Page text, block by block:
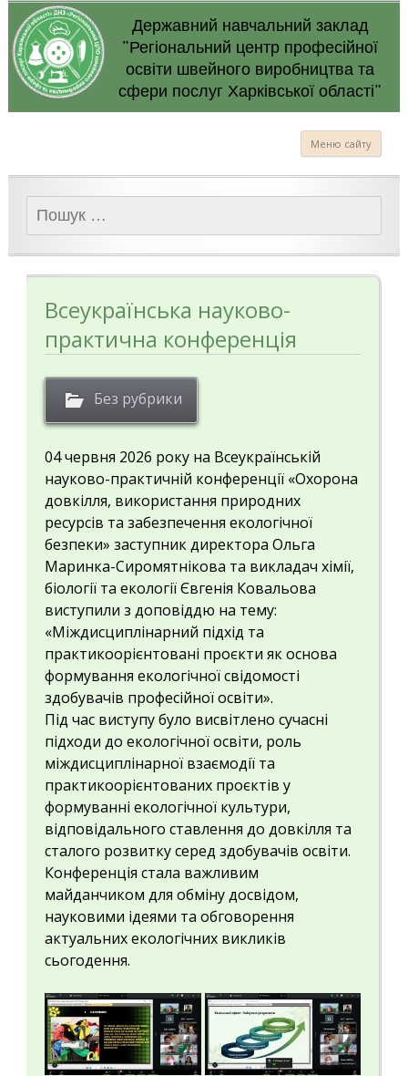
Державний навчальний заклад
"Регіональний центр професійної
освіти швейного виробництва та
сфери послуг Харківської області"
Меню сайту
Пошук:
Всеукраїнська науково-
практична конференція
Без рубрики
04 червня 2026 року на Всеукраїнській
науково-практичній конференції «Охорона
довкілля, використання природних
ресурсів та забезпечення екологічної
безпеки» заступник директора Ольга
Маринка-Сиромятнікова та викладач хімії,
біології та екології Євгенія Ковальова
виступили з доповіддю на тему:
«Міждисциплінарний підхід та
практикоорієнтовані проєкти як основа
формування екологічної свідомості
здобувачів професійної освіти».
Під час виступу було висвітлено сучасні
підходи до екологічної освіти, роль
міждисциплінарної взаємодії та
практикоорієнтованих проєктів у
формуванні екологічної культури,
відповідального ставлення до довкілля та
сталого розвитку серед здобувачів освіти.
Конференція стала важливим
майданчиком для обміну досвідом,
науковими ідеями та обговорення
актуальних екологічних викликів
сьогодення.